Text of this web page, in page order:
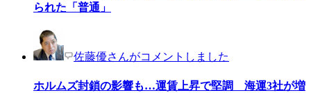
られた「普通」
佐藤優さんがコメントしました
ホルムズ封鎖の影響も…運賃上昇で堅調 海運3社が増